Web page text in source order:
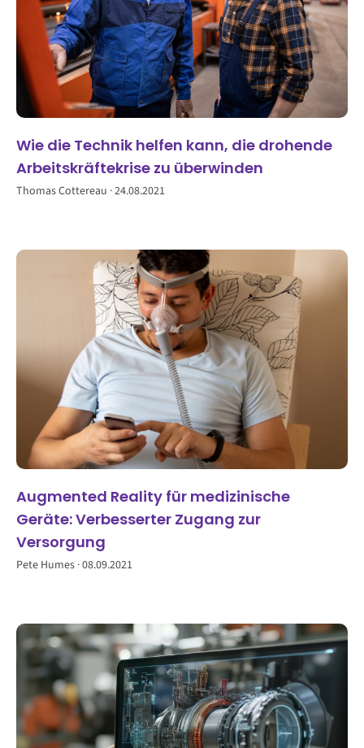
Wie die Technik helfen kann, die drohende
Arbeitskräftekrise zu überwinden
Thomas Cottereau 24.08.2021
Augmented Reality für medizinische
Geräte: Verbesserter Zugang zur
Versorgung
Pete Humes 08.09.2021